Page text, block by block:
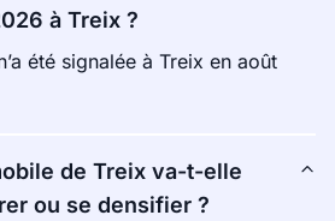
à Treix ?
été signalée à Treix en août
de Treix va-t-elle
ou se densifier ?